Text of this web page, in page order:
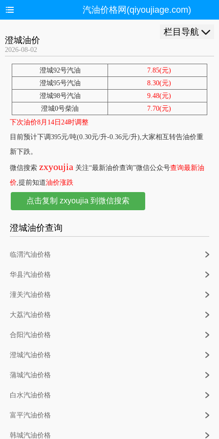
汽油价格网(qiyoujiage.com)
栏目导航
澄城油价
2026-08-02
澄城92号汽油
7.85(元)
澄城95号汽油
8.30(元)
澄城98号汽油
9.48(元)
澄城0号柴油
7.70(元)
下次油价8月14日24时调整
目前预计下调395元/吨(0.30元/升-0.36元/升),大家相互转告油价重
新下跌。
微信搜索 zxyoujia 关注“最新油价查询”微信公众号查询最新油
价,提前知道油价涨跌
点击复制 zxyoujia 到微信搜索
澄城油价查询
临渭汽油价格
华县汽油价格
潼关汽油价格
大荔汽油价格
合阳汽油价格
澄城汽油价格
蒲城汽油价格
白水汽油价格
富平汽油价格
韩城汽油价格